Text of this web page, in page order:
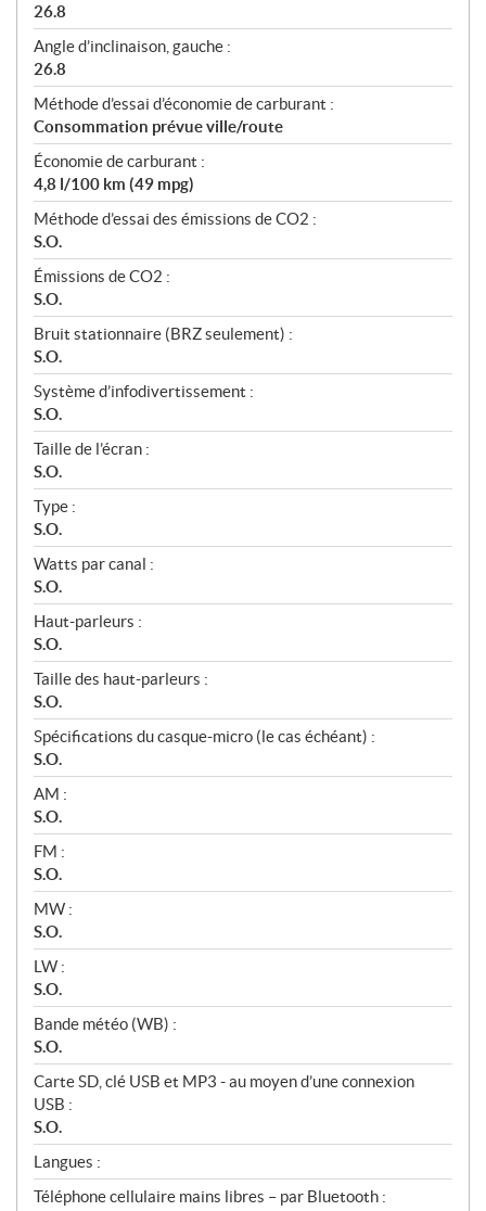
26.8
Angle d’inclinaison, gauche :
26.8
Méthode d’essai d’économie de carburant :
Consommation prévue ville/route
Économie de carburant :
4,8 l/100 km (49 mpg)
Méthode d’essai des émissions de CO2 :
S.O.
Émissions de CO2 :
S.O.
Bruit stationnaire (BRZ seulement) :
S.O.
Système d’infodivertissement :
S.O.
Taille de l’écran :
S.O.
Type :
S.O.
Watts par canal :
S.O.
Haut-parleurs :
S.O.
Taille des haut-parleurs :
S.O.
Spécifications du casque-micro (le cas échéant) :
S.O.
AM :
S.O.
FM :
S.O.
MW :
S.O.
LW :
S.O.
Bande météo (WB) :
S.O.
Carte SD, clé USB et MP3 - au moyen d’une connexion
USB :
S.O.
Langues :
Téléphone cellulaire mains libres – par Bluetooth :